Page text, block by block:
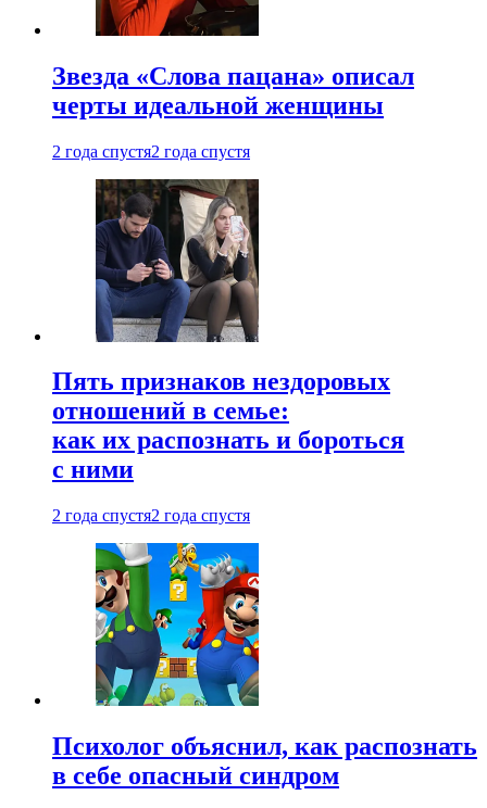
Звезда «Слова пацана» описал
черты идеальной женщины
2 года спустя2 года спустя
Пять признаков нездоровых
отношений в семье:
как их распознать и бороться
с ними
2 года спустя2 года спустя
Психолог объяснил, как распознать
в себе опасный синдром